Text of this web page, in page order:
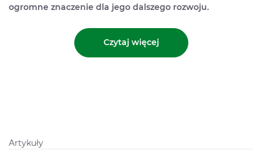
ogromne znaczenie dla jego dalszego rozwoju.
Czytaj więcej
Artykuły